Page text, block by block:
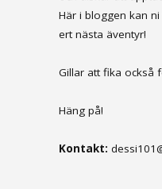
Här i bloggen kan
ert nästa äventyr!
Gillar att fika också
Häng på!
Kontakt: